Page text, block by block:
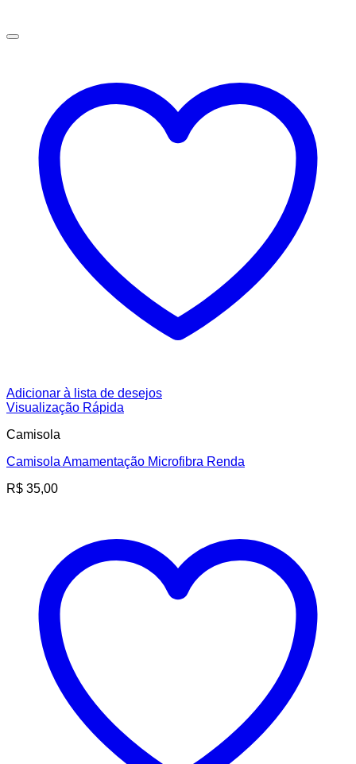
Adicionar à lista de desejos
Visualização Rápida
Camisola
Camisola Amamentação Microfibra Renda
R$ 35,00